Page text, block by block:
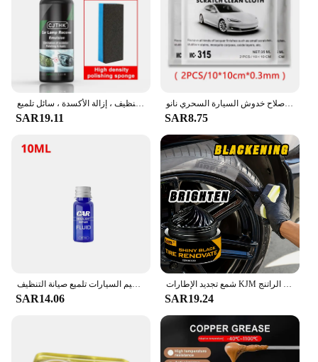
SAR19.11
قماش إصلاح خدوش السيارة السحري نانو sparcar ، أداة تلميع سطح معدني ، إكسسوارات مزيل ، 2 kle
SAR8.75
SAR14.06 SAR19.24